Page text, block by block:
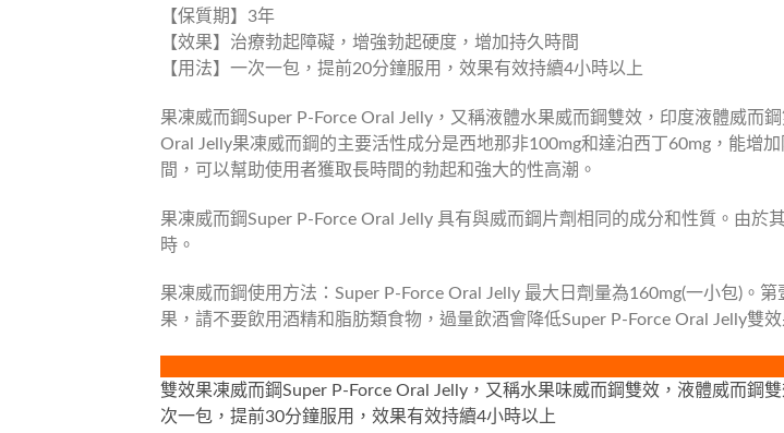
【保質期】3年
【效果】治療勃起障礙，增強勃起硬度，增加持久時間
【用法】一次一包，提前20分鐘服用，效果有效持續4小時以上
果凍威而鋼Super P-Force Oral Jelly，又稱液體水果威而鋼雙效，印度液體威而
Oral Jelly果凍威而鋼的主要活性成分是西地那非100mg和達泊西丁60mg，能增
間，可以幫助使用者獲取長時間的勃起和強大的性高潮。
果凍威而鋼Super P-Force Oral Jelly 具有與威而鋼片劑相同的成分和性質。由
時。
果凍威而鋼使用方法：Super P-Force Oral Jelly 最大日劑量為160mg(一小包)。
果，請不要飲用酒精和脂肪類食物，過量飲酒會降低Super P-Force Oral Jelly雙
雙效果凍威而鋼Super P-Force Oral Jelly，又稱水果味威而鋼雙效，液體威而鋼
次一包，提前30分鐘服用，效果有效持續4小時以上